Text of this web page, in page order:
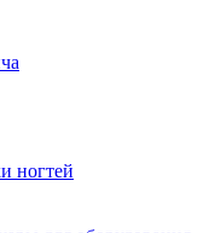
ногтей